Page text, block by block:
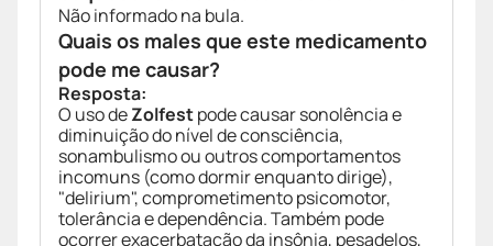
Não informado na bula.
Quais os males que este medicamento
pode me causar?
Resposta:
O uso deZolfestpode causar sonolência e
diminuição do nível de consciência,
sonambulismo ou outros comportamentos
incomuns (como dormir enquanto dirige),
"delirium", comprometimento psicomotor,
tolerância e dependência. Também pode
ocorrer exacerbatação da insônia, pesadelos,